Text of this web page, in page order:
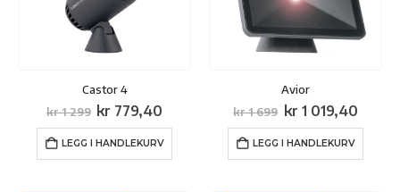
Castor 4
kr1 299 Opprinnelig
var:
kr 1
299.
kr 779,40 Nåværende
er:
kr 779,40.
LEGG I HANDLEKURV
Avior
kr1 699 Opprinnelig
var:
kr 1
699.
kr 1 019,40
LEGG I HANDLEKURV